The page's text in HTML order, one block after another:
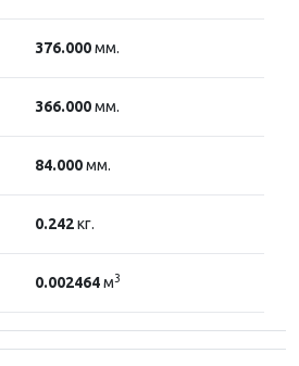
376.000мм.
366.000мм.
84.000мм.
0.242кг.
0.002464м3